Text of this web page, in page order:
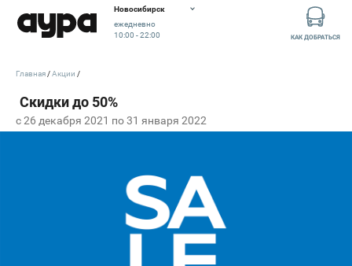
Новосибирск
ежедневно
10:00 - 22:00
КАК ДОБРАТЬСЯ
c 26 декабря 2021 по 31 января 2022
Главная Акции